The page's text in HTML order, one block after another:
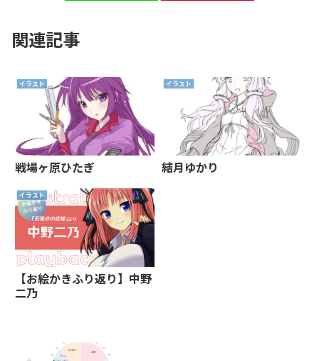
関連記事
イラスト
戦場ヶ原ひたぎ
イラスト
結月ゆかり
イラスト
【お絵かきふり返り】中野
二乃